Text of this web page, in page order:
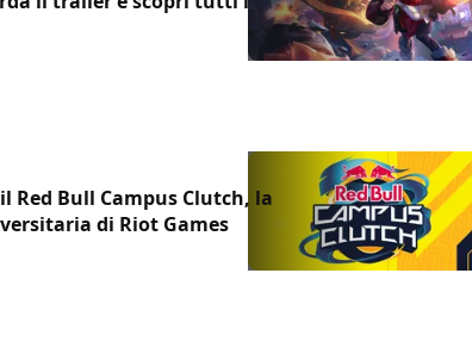
Red Bull Campus Clutch, la
di Riot Games